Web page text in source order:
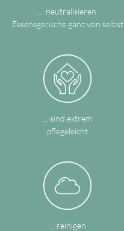
... neutralisieren
Essensgerüche ganz von selbst
... sind extrem
pflegeleicht
... reinigen